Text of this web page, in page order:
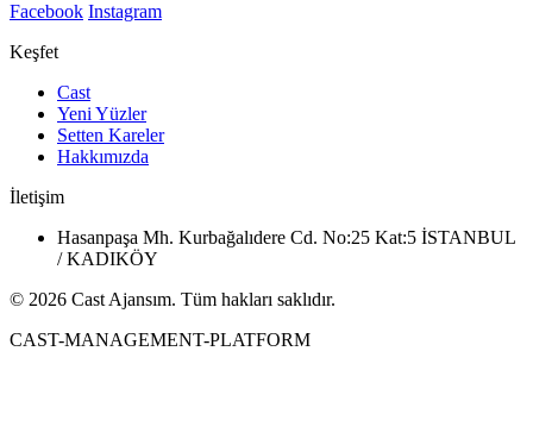
Facebook Instagram
Keşfet
Cast
Yeni Yüzler
Setten Kareler
Hakkımızda
İletişim
Hasanpaşa Mh. Kurbağalıdere Cd. No:25 Kat:5 İSTANBUL
/ KADIKÖY
© 2026 Cast Ajansım. Tüm hakları saklıdır.
CAST-MANAGEMENT-PLATFORM